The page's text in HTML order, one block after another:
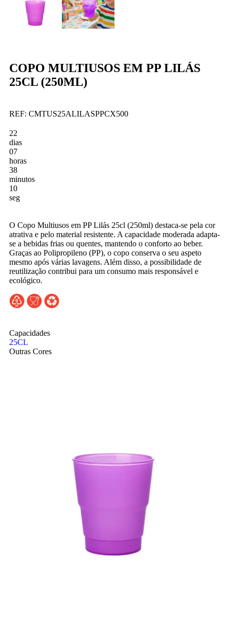
COPO MULTIUSOS EM PP LILÁS
25CL (250ML)
REF: CMTUS25ALILASPPCX500
22
dias
07
horas
38
minutos
08
seg
O Copo Multiusos em PP Lilás 25cl (250ml) destaca-se pela cor
atrativa e pelo material resistente. A capacidade moderada adapta-
se a bebidas frias ou quentes, mantendo o conforto ao beber.
Graças ao Polipropileno (PP), o copo conserva o seu aspeto
mesmo após várias lavagens. Além disso, a possibilidade de
reutilização contribui para um consumo mais responsável e
ecológico.
Capacidades
25CL
Outras Cores